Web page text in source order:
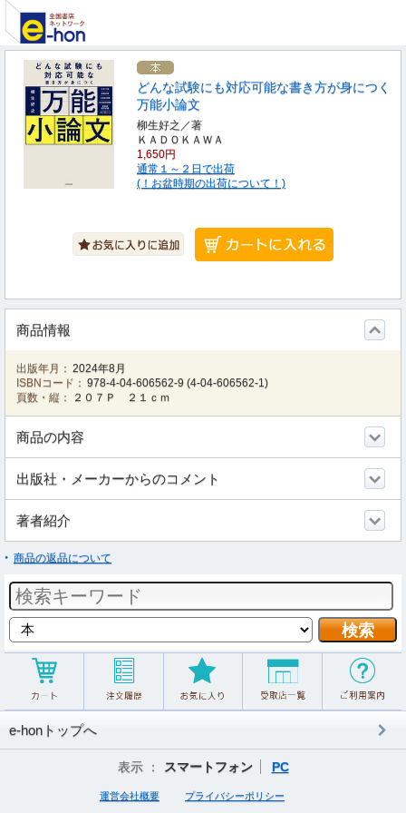
どんな試験にも対応可能な書き方が身につく
万能小論文
柳生好之／著
ＫＡＤＯＫＡＷＡ
1,650円
通常１～２日で出荷
(！お盆時期の出荷について！)
商品情報
出版年月： 2024年8月
ISBNコード： 978-4-04-606562-9 (4-04-606562-1)
頁数・縦：
２０７Ｐ ２１ｃｍ
商品の内容
出版社・メーカーからのコメント
著者紹介
商品の返品について
e-honトップへ
表示 ： スマートフォン PC
運営会社概要 プライバシーポリシー